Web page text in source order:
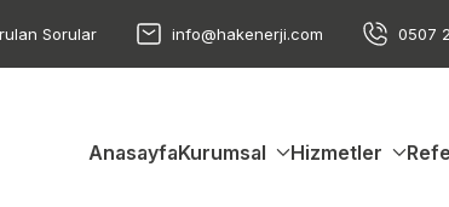
Sorular info@hakenerji.com 0507
AnasayfaKurumsal Hizmetler